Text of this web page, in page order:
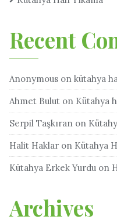
Recent
Anonymous on kütahya
Ahmet Bulut on Kütahya
Serpil Taşkıran on
Halit Haklar on Kütahya
Kütahya Erkek Yurdu on
Archives